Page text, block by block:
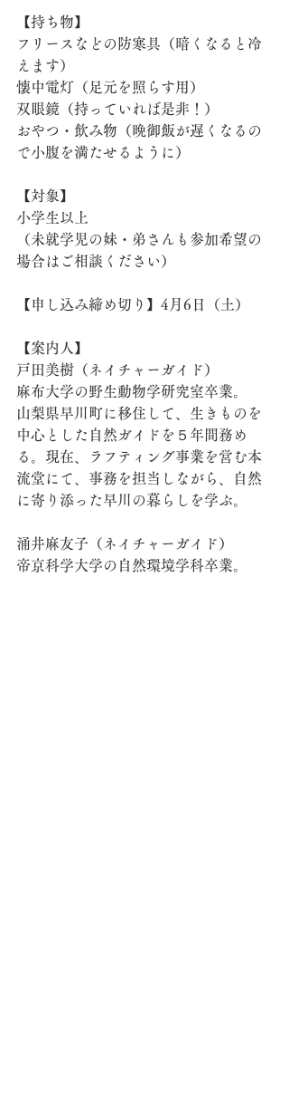
【持ち物】
フリースなどの防寒具（暗くなると冷
えます）
懐中電灯（足元を照らす用）
双眼鏡（持っていれば是非！）
おやつ・飲み物（晩御飯が遅くなるの
で小腹を満たせるように）
【対象】
小学生以上
（未就学児の妹・弟さんも参加希望の
場合はご相談ください）
【申し込み締め切り】4月6日（土）
【案内人】
戸田美樹（ネイチャーガイド）
麻布大学の野生動物学研究室卒業。
山梨県早川町に移住して、生きものを
中心とした自然ガイドを５年間務め
る。現在、ラフティング事業を営む本
流堂にて、事務を担当しながら、自然
に寄り添った早川の暮らしを学ぶ。
涌井麻友子（ネイチャーガイド）
帝京科学大学の自然環境学科卒業。